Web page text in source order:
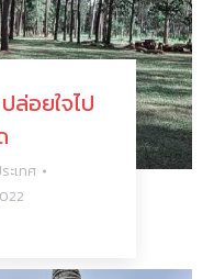
ล่อยใจไป
ะเทศ